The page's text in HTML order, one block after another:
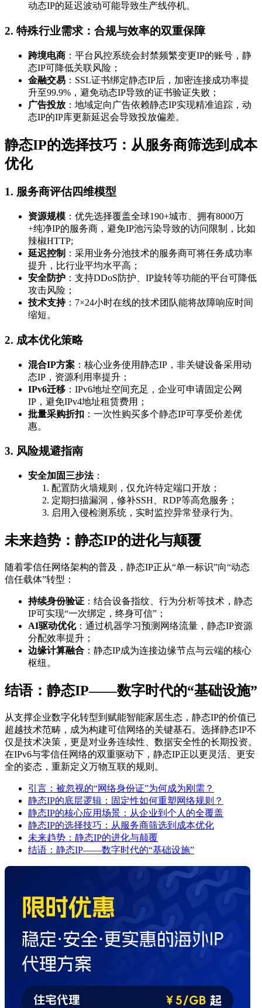
动态IP的延迟波动可能导致生产线停机。
2. 特殊行业需求：合规与效率的双重保障
跨境电商 ：平台风控系统会封禁频繁变更IP的账号，静
态IP可降低关联风险；
金融交易 ：SSL证书绑定静态IP后，加密连接成功率提
升至99.9%，避免动态IP导致的证书验证失败；
广告投放 ：地域定向广告依赖静态IP实现精准追踪，动
态IP的IP库更新延迟会导致投放偏差。
静态IP的选择技巧：从服务商筛选到成本
优化
1. 服务商评估四维模型
资源规模 ：优先选择覆盖全球190+城市、拥有8000万
+纯净IP的服务商，避免IP池污染导致的访问限制，比如
辣椒HTTP;
延迟控制 ：采用业务分池技术的服务商可将任务成功率
提升，比行业平均水平高；
安全防护 ：支持DDoS防护、IP旋转等功能的平台可降低
攻击风险；
技术支持：7×24小时在线的技术团队能将故障响应时间
缩短。
2. 成本优化策略
混合IP方案 ：核心业务使用静态IP，非关键设备采用动
态IP，资源利用率提升；
IPv6迁移 ：IPv6地址空间充足，企业可申请固定公网
IP，避免IPv4地址租赁费用；
批量采购折扣 ：一次性购买多个静态IP可享受价差优
惠。
3. 风险规避指南
安全加固三步法：
配置防火墙规则，仅允许特定端口开放；
定期扫描漏洞，修补SSH、RDP等高危服务；
启用入侵检测系统，实时监控异常登录行为。
未来趋势：静态IP的进化与颠覆
随着零信任网络架构的普及，静态IP正从“单一标识”向“动态
信任载体”转型：
持续身份验证 ：结合设备指纹、行为分析等技术，静态
IP可实现“一次绑定，终身可信”；
AI驱动优化：通过机器学习预测网络流量，静态IP资源
分配效率提升；
边缘计算融合 ：静态IP成为连接边缘节点与云端的核心
枢纽。
结语：静态IP——数字时代的“基础设施”
从支撑企业数字化转型到赋能智能家居生态，静态IP的价值已
超越技术范畴，成为构建可信网络的关键基石。选择静态IP不
仅是技术决策，更是对业务连续性、数据安全性的长期投资。
在IPv6与零信任网络的双重驱动下，静态IP正以更灵活、更安
全的姿态，重新定义万物互联的规则。
引言：被忽视的“网络身份证”为何成为刚需？
静态IP的底层逻辑：固定性如何重塑网络规则？
静态IP的核心应用场景：从企业到个人的全覆盖
静态IP的选择技巧：从服务商筛选到成本优化
未来趋势：静态IP的进化与颠覆
结语：静态IP——数字时代的“基础设施”